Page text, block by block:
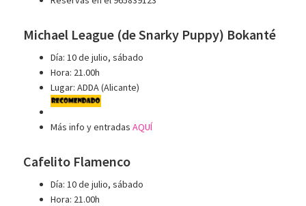
Michael League (de Snarky Puppy) Bokanté
Día: 10 de julio, sábado
Hora: 21.00h
Lugar: ADDA (Alicante)
Más info y entradasAQUÍ
Cafelito Flamenco
Día: 10 de julio, sábado
Hora: 21.00h